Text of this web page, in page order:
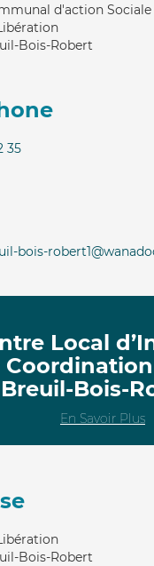
d'action Sociale
Bois-Robert
35
bois-
Local
Breuil-Bois-
En Savoir Plus
Bois-Robert